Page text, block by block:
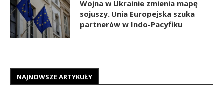
Wojna w Ukrainie zmienia mapę
sojuszy. Unia Europejska szuka
partnerów w Indo-Pacyfiku
NAJNOWSZE ARTYKUŁY